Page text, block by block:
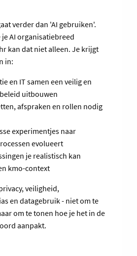
verder dan 'AI gebruiken'.
AI organisatiebreed
kan dat niet alleen. Je krijgt
in:
en IT samen een veilig en
uitbouwen
afspraken en rollen nodig
experimentjes naar
evolueert
je realistisch kan
kmo-context
veiligheid,
en datagebruik - niet om te
om te tonen hoe je het in de
aanpakt.